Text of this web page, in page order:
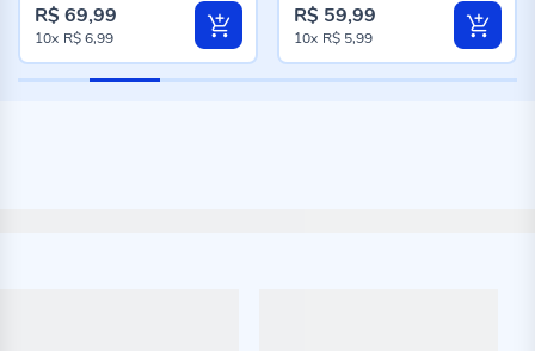
R$ 69,99
10x R$ 6,99
R$ 59,99
10x R$ 5,99